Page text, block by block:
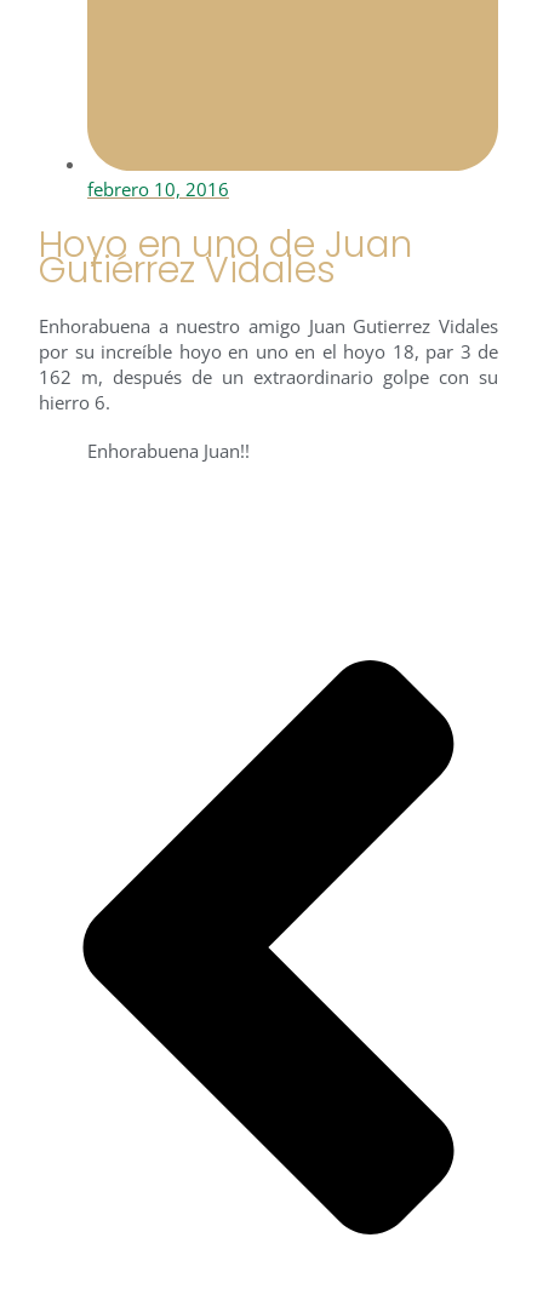
febrero 10, 2016
Hoyo en uno de Juan
Gutiérrez Vidales
Enhorabuena a nuestro amigo Juan Gutierrez Vidales
por su increíble hoyo en uno en el hoyo 18, par 3 de
162 m, después de un extraordinario golpe con su
hierro 6.
Enhorabuena Juan!!